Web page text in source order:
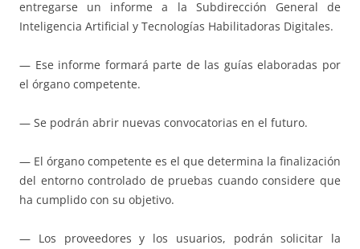
entregarse un informe a la Subdirección General de
Inteligencia Artificial y Tecnologías Habilitadoras Digitales.
— Ese informe formará parte de las guías elaboradas por
el órgano competente.
— Se podrán abrir nuevas convocatorias en el futuro.
— El órgano competente es el que determina la finalización
del entorno controlado de pruebas cuando considere que
ha cumplido con su objetivo.
— Los proveedores y los usuarios, podrán solicitar la